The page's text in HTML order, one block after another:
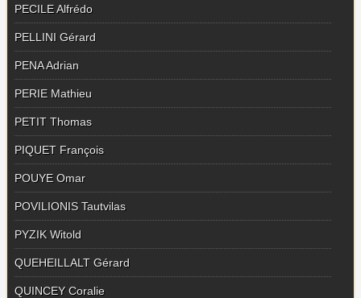
PECILE Alfrédo
PELLINI Gérard
PENA Adrian
PERIE Mathieu
PETIT Thomas
PIQUET François
POUYE Omar
POVILIONIS Tautvilas
PYZIK Witold
QUEHEILLALT Gérard
QUINCEY Coralie